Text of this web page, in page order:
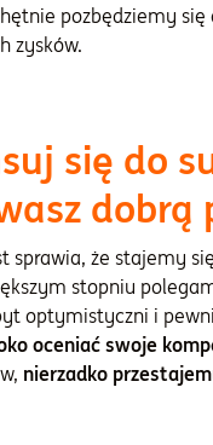
pozbędziemy
zysków.
się do
dobrą
sprawia, że stajemy
stopniu
optymistyczni i
oceniać swoje
nierzadko
sytuację i trwamy